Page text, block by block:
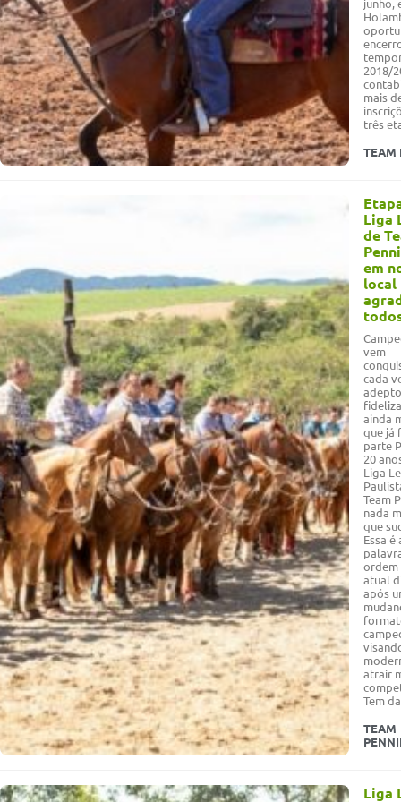
junho,
2018/
mais
três
TEAM
Liga
de
em
local
vem
cada
ainda
que já
parte
20
Liga
Team
nada
que
Essa é
ordem
atual
após
atrair
Tem
TEAM
Liga